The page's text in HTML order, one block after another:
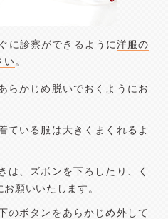
に診察ができるように洋服の
い。
らかじめ脱いでおくようにお
ている服は大きくまくれるよ
は、ズボンを下ろしたり、く
願いいたします。
のボタンをあらかじめ外して